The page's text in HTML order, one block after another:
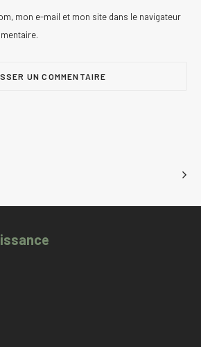
mon e-mail et mon site dans le navigateur